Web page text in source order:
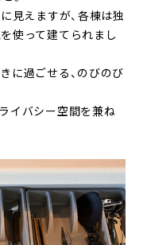
見えますが、各棟は独
使って建てられまし
に過ごせる、のびのび
イバシー空間を兼ね